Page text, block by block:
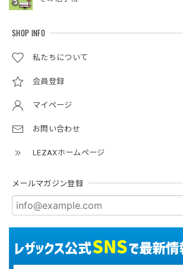
SHOP INFO
私たちについて
会員登録
マイページ
お問い合わせ
LEZAXホームページ
メールマガジン登録